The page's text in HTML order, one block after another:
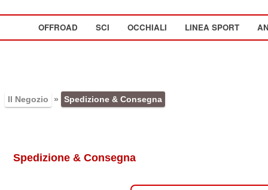
OFFROAD SCI OCCHIALI LINEA SPORT
Il Negozio » Spedizione & Consegna
Spedizione & Consegna